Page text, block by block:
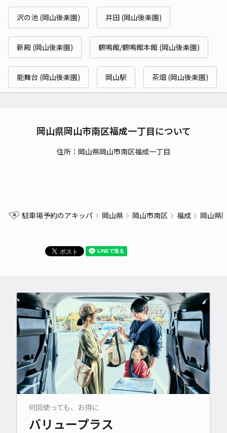
沢の池 (岡山後楽園) 井田 (岡山後楽園)
新殿 (岡山後楽園) 鶴鳴館/鶴鳴館本館 (岡山後楽園)
能舞台 (岡山後楽園) 岡山駅 茶畑 (岡山後楽園)
岡山県岡山市南区福成一丁目について
住所：岡山県岡山市南区福成一丁目
駐車場予約のアキッパ 岡山県 岡山市南区 福成 岡山県
何回使っても、お得に
バリュープラス